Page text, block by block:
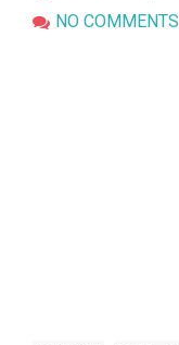
NO COMMENTS